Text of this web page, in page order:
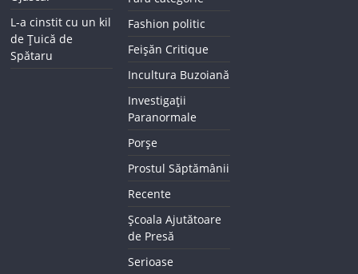
L-a cinstit cu un kil
de Țuică de
Spătaru
Fashion politic
Feișăn Critique
Incultura Buzoiană
Investigații
Paranormale
Porșe
Prostul Săptămânii
Recente
Școala Ajutătoare
de Presă
Serioase